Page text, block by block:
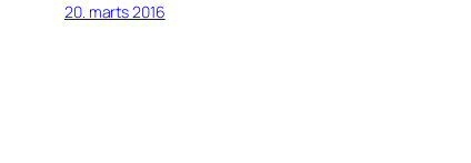
20. marts 2016